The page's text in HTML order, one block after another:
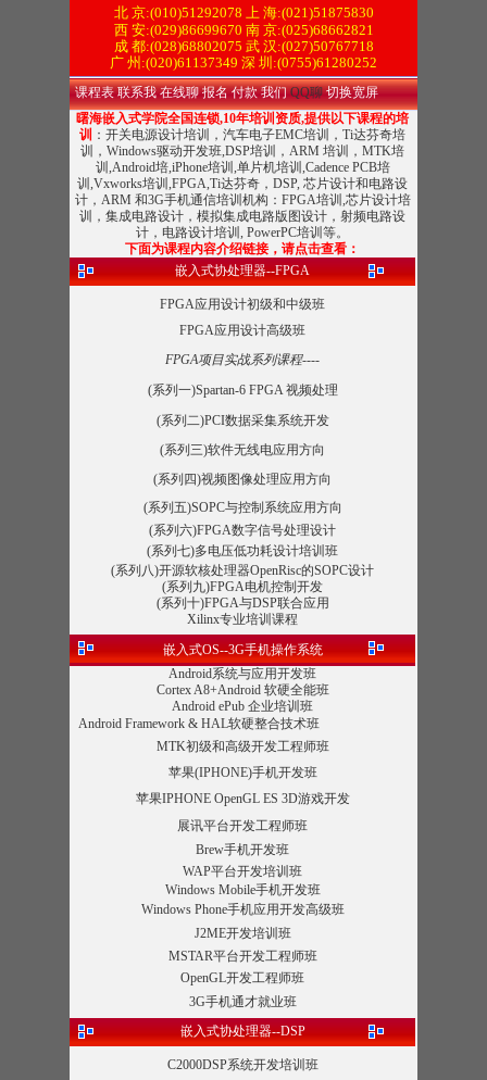
北 京:(010)51292078 上 海:(021)51875830
西 安:(029)86699670 南 京:(025)68662821
成 都:(028)68802075 武 汉:(027)50767718
广 州:(020)61137349 深 圳:(0755)61280252
课程表 联系我 在线聊 报名 付款 我们 QQ聊切换宽屏
曙海嵌入式学院全国连锁,10年培训资质,提供以下课程的培
训 ：开关电源设计培训，汽车电子EMC培训，Ti达芬奇培
训，Windows驱动开发班,DSP培训，ARM 培训，MTK培
训,Android培,iPhone培训,单片机培训,Cadence PCB培
训,Vxworks培训,FPGA,Ti达芬奇，DSP, 芯片设计和电路设
计，ARM 和3G手机通信培训机构：FPGA培训,芯片设计培
训，集成电路设计，模拟集成电路版图设计，射频电路设
计，电路设计培训, PowerPC培训等。
下面为课程内容介绍链接，请点击查看：
嵌入式协处理器--FPGA
FPGA应用设计初级和中级班
FPGA应用设计高级班
FPGA项目实战系列课程----
(系列一)Spartan-6 FPGA 视频处理
(系列二)PCI数据采集系统开发
(系列三)软件无线电应用方向
(系列四)视频图像处理应用方向
(系列五)SOPC与控制系统应用方向
(系列六)FPGA数字信号处理设计
(系列七)多电压低功耗设计培训班
(系列八)开源软核处理器OpenRisc的SOPC设计
(系列九)FPGA电机控制开发
(系列十)FPGA与DSP联合应用
Xilinx专业培训课程
嵌入式OS--3G手机操作系统
Android系统与应用开发班
Cortex A8+Android 软硬全能班
Android ePub 企业培训班
Android Framework & HAL软硬整合技术班
MTK初级和高级开发工程师班
苹果(IPHONE)手机开发班
苹果IPHONE OpenGL ES 3D游戏开发
展讯平台开发工程师班
Brew手机开发班
WAP平台开发培训班
Windows Mobile手机开发班
Windows Phone手机应用开发高级班
J2ME开发培训班
MSTAR平台开发工程师班
OpenGL开发工程师班
3G手机通才就业班
嵌入式协处理器--DSP
C2000DSP系统开发培训班